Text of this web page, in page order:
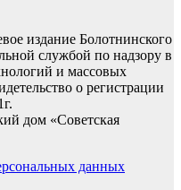
издание Болотнинского
службой по надзору в
и массовых
о регистрации
дом «Советская
данных